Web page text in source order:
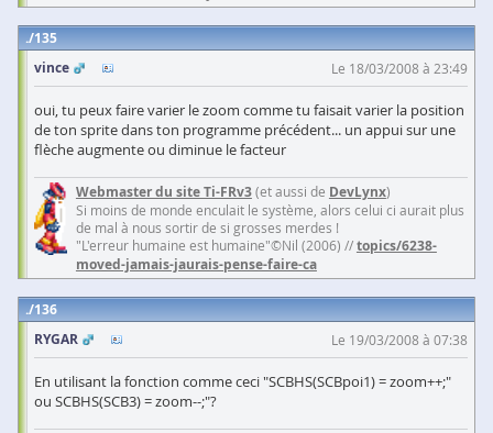
135
vince
Le 18/03/2008 à 23:49
oui, tu peux faire varier le zoom comme tu faisait varier la position
de ton sprite dans ton programme précédent... un appui sur une
flèche augmente ou diminue le facteur
Webmaster du site Ti-FRv3(et aussi de DevLynx)
Si moins de monde enculait le système, alors celui ci aurait plus
de mal à nous sortir de si grosses merdes !
"L'erreur humaine est humaine"©Nil (2006) //topics/6238-
moved-jamais-jaurais-pense-faire-ca
136
RYGAR
Le 19/03/2008 à 07:38
En utilisant la fonction comme ceci "SCBHS(SCBpoi1) = zoom++;"
ou SCBHS(SCB3) = zoom--;"?